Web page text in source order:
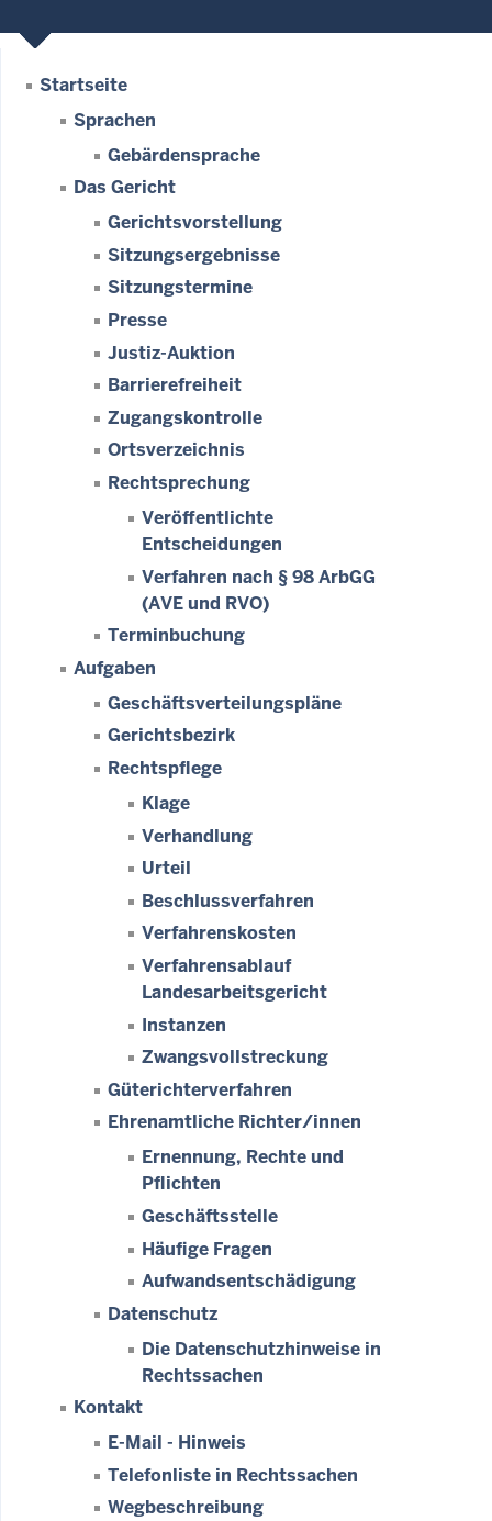
Startseite
Sprachen
Gebärdensprache
Das Gericht
Gerichtsvorstellung
Sitzungsergebnisse
Sitzungstermine
Presse
Justiz-Auktion
Barrierefreiheit
Zugangskontrolle
Ortsverzeichnis
Rechtsprechung
Veröffentlichte
Entscheidungen
Verfahren nach § 98 ArbGG
(AVE und RVO)
Terminbuchung
Aufgaben
Geschäftsverteilungspläne
Gerichtsbezirk
Rechtspflege
Klage
Verhandlung
Urteil
Beschlussverfahren
Verfahrenskosten
Verfahrensablauf
Landesarbeitsgericht
Instanzen
Zwangsvollstreckung
Güterichterverfahren
Ehrenamtliche Richter/innen
Ernennung, Rechte und
Pflichten
Geschäftsstelle
Häufige Fragen
Aufwandsentschädigung
Datenschutz
Die Datenschutzhinweise in
Rechtssachen
Kontakt
E-Mail - Hinweis
Telefonliste in Rechtssachen
Wegbeschreibung